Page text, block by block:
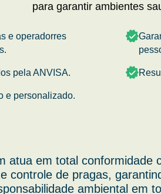
para garantir ambientes
e operadorres
pela ANVISA.
e personalizado.
atua em total conformidade
controle de pragas,
ambiental em